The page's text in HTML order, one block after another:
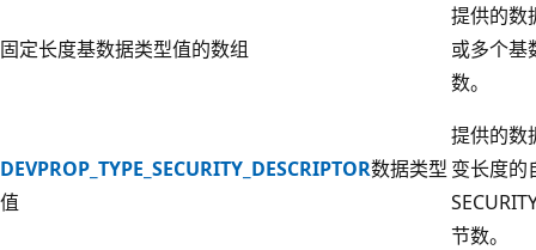
固定长度基数据类型值的数组
提供的数
或多个基
数。
DEVPROP_TYPE_SECURITY_DESCRIPTOR数据类型
值
提供的数
变长度的
节数。